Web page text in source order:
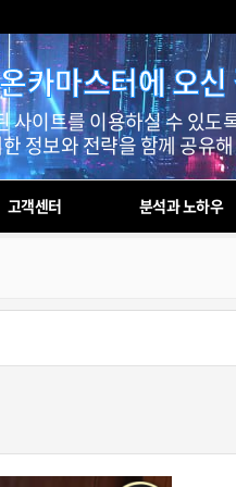
카마스터에 오
이트를 이용하실 수 있도
정보와 전략을 함께 공유
고객센터 분석과 노하우